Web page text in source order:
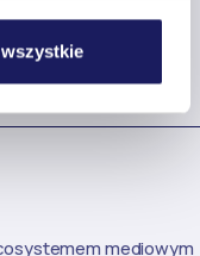
mediowym